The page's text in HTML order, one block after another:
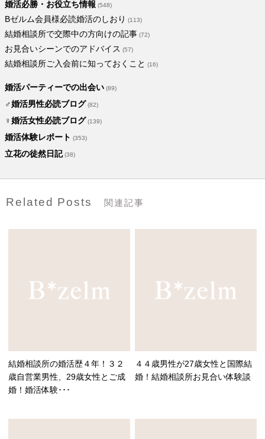
婚活必勝・お役立ち情報 (548)
Bゼルム会員様必読婚活のしおり (113)
結婚相談所で交際中の方向けの記事 (72)
お見合いシーンでのアドバイス (57)
結婚相談所ご入会前に知っておくこと (16)
婚活パーティーでの出会い (89)
♂婚活男性必読ブログ (82)
♀婚活女性必読ブログ (139)
婚活体験レポート (353)
立花の徒然日記(38)
Related Posts 関連記事
結婚相談所の婚活歴４年！３２
歳自営業男性、29歳女性とご成
婚！婚活体験･･･
４４歳男性が27歳女性と国際結
婚！結婚相談所お見合い体験談